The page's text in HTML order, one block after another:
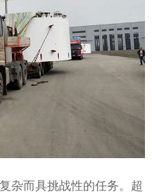
杂而具挑战性的任务。超